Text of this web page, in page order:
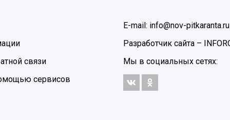
связи
сервисов
E-mail: info@nov-pitkaranta.ru
Разработчик сайта –
Мы в социальных сетях: